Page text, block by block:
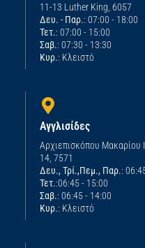
11-13 Luther King, 6057
Δευ. - Παρ.: 07:00 - 18:00
Τετ.: 07:00 - 15:00
Σαβ.: 07:30 - 13:30
Κυρ.: Κλειστό
Αγγλισίδες
Αρχιεπισκόπου Μακαρίου
14, 7571
Δευ., Τρί.,Πεμ., Παρ.:
Τετ.:06:45 - 15:00
Σαβ.: 06:45 - 14:00
Κυρ.: Κλειστό